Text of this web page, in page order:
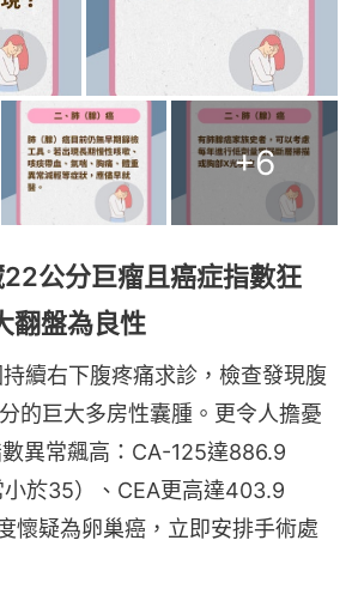
+6
22公分巨瘤且癌症指數狂
盤為良性
續右下腹疼痛求診，檢查發現腹
的巨大多房性囊腫。更令人擔憂
異常飆高：CA-125達886.9
於35）、CEA更高達403.9
懷疑為卵巢癌，立即安排手術處